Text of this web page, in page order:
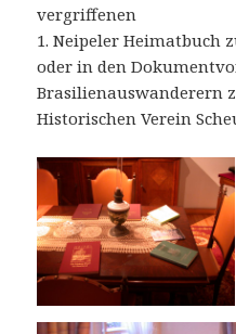
vergriffenen
1. Neipeler Heimatbuch
oder in den
Brasilienauswanderern
Historischen Verein